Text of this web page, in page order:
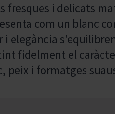
fresques i delicats
com un blanc
i elegància
fidelment el
peix i formatges